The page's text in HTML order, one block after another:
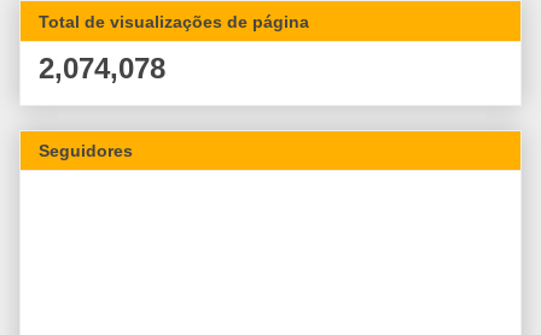
Total de visualizações de página
2,074,078
Seguidores